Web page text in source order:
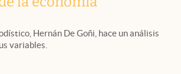
Hernán De Goñi, hace un análisis
variables.